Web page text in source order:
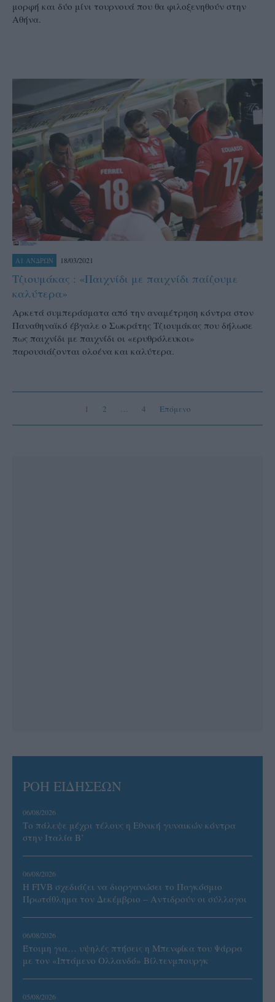
μορφή και δύο μίνι τουρνουά που θα φιλοξενηθούν στην
Αθήνα.
Α1 ΑΝΔΡΩΝ 18/03/2021
Τζιουμάκας : «Παιχνίδι με παιχνίδι παίζουμε
καλύτερα»
Αρκετά συμπεράσματα από την αναμέτρηση κόντρα στον
Παναθηναϊκό έβγαλε ο Σωκράτης Τζιουμάκας που δήλωσε
πως παιχνίδι με παιχνίδι οι «ερυθρόλευκοι»
παρουσιάζονται ολοένα και καλύτερα.
1 2 … 4 Επόμενο
ΡΟΗ ΕΙΔΗΣΕΩΝ
06/08/2026
Το πάλεψε μέχρι τέλους η Εθνική γυναικών κόντρα
στην Ιταλία Β’
06/08/2026
Η FIVB σχεδιάζει να διοργανώσει το Παγκόσμιο
Πρωτάθλημα τον Δεκέμβριο – Αντιδρούν οι σύλλογοι
06/08/2026
Έτοιμη για… υψηλές πτήσεις η Μπενφίκα του Ψάρρα
με τον «Ιπτάμενο Ολλανδό» Βίλτενμπουργκ
05/08/2026